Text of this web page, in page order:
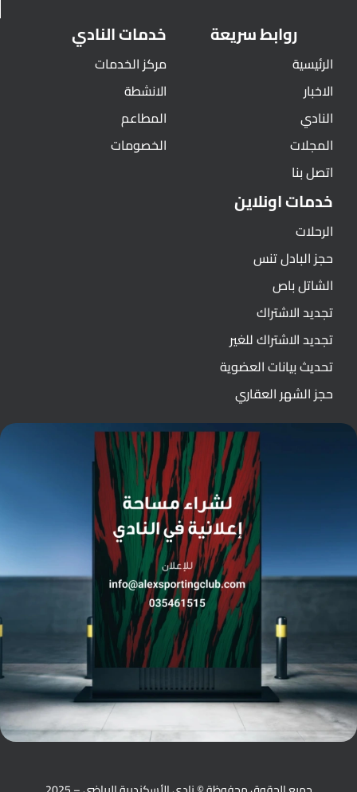
روابط سريعة
الرئيسية
الاخبار
النادي
المجلات
اتصل بنا
خدمات النادي
مركز الخدمات
الانشطة
المطاعم
الخصومات
خدمات اونلاين
الرحلات
حجز البادل تنس
الشاتل باص
تجديد الاشتراك
تجديد الاشتراك للغير
تحديث بيانات العضوية
حجز الشهر العقاري